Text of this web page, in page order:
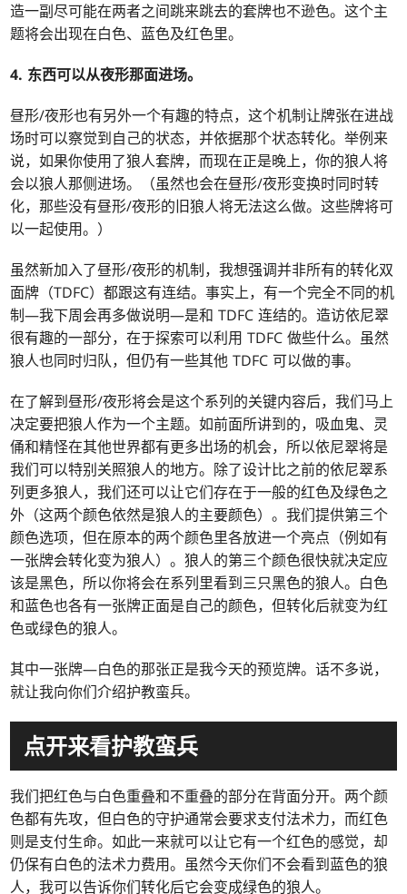
造一副尽可能在两者之间跳来跳去的套牌也不逊色。这个主
题将会出现在白色、蓝色及红色里。
4. 东西可以从夜形那面进场。
昼形/夜形也有另外一个有趣的特点，这个机制让牌张在进战
场时可以察觉到自己的状态，并依据那个状态转化。举例来
说，如果你使用了狼人套牌，而现在正是晚上，你的狼人将
会以狼人那侧进场。（虽然也会在昼形/夜形变换时同时转
化，那些没有昼形/夜形的旧狼人将无法这么做。这些牌将可
以一起使用。）
虽然新加入了昼形/夜形的机制，我想强调并非所有的转化双
面牌（TDFC）都跟这有连结。事实上，有一个完全不同的机
制—我下周会再多做说明—是和 TDFC 连结的。造访依尼翠
很有趣的一部分，在于探索可以利用 TDFC 做些什么。虽然
狼人也同时归队，但仍有一些其他 TDFC 可以做的事。
在了解到昼形/夜形将会是这个系列的关键内容后，我们马上
决定要把狼人作为一个主题。如前面所讲到的，吸血鬼、灵
俑和精怪在其他世界都有更多出场的机会，所以依尼翠将是
我们可以特别关照狼人的地方。除了设计比之前的依尼翠系
列更多狼人，我们还可以让它们存在于一般的红色及绿色之
外（这两个颜色依然是狼人的主要颜色）。我们提供第三个
颜色选项，但在原本的两个颜色里各放进一个亮点（例如有
一张牌会转化变为狼人）。狼人的第三个颜色很快就决定应
该是黑色，所以你将会在系列里看到三只黑色的狼人。白色
和蓝色也各有一张牌正面是自己的颜色，但转化后就变为红
色或绿色的狼人。
其中一张牌—白色的那张正是我今天的预览牌。话不多说，
就让我向你们介绍护教蛮兵。
点开来看护教蛮兵
我们把红色与白色重叠和不重叠的部分在背面分开。两个颜
色都有先攻，但白色的守护通常会要求支付法术力，而红色
则是支付生命。如此一来就可以让它有一个红色的感觉，却
仍保有白色的法术力费用。虽然今天你们不会看到蓝色的狼
人，我可以告诉你们转化后它会变成绿色的狼人。